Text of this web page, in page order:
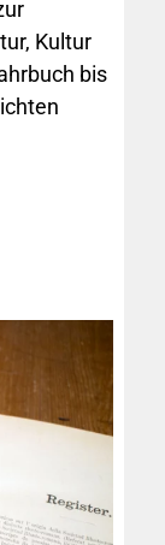
Kultur
bis